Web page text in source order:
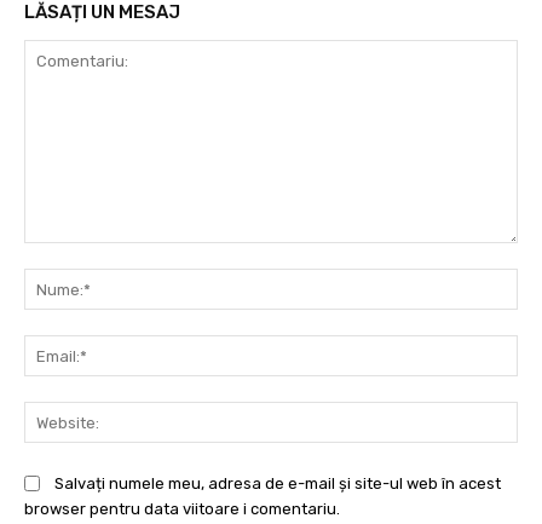
LĂSAȚI UN MESAJ
Salvați numele meu, adresa de e-mail și site-ul web în acest
browser pentru data viitoare i comentariu.